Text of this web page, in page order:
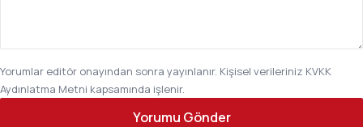
Yorumlar editör onayından sonra yayınlanır. Kişisel verileriniz KVKK
Aydınlatma Metni kapsamında işlenir.
Yorumu Gönder